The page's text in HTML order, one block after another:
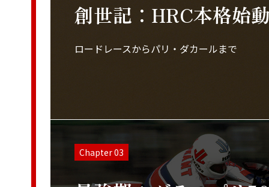
創世記：HRC本格始
ロードレースからパリ・ダカールまで
Chapter 03